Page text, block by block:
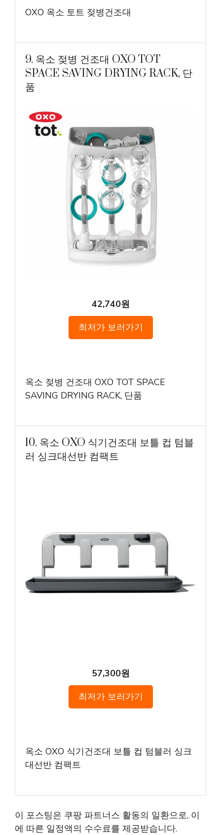
OXO 옥소 토트 젖병건조대
9. 옥소 젖병 건조대 OXO TOT
SPACE SAVING DRYING RACK, 단
품
42,740원
최저가 보러가기
옥소 젖병 건조대 OXO TOT SPACE
SAVING DRYING RACK, 단품
10. 옥소 OXO 식기건조대 보틀 컵 텀블
러 싱크대선반 컴팩트
57,300원
최저가 보러가기
옥소 OXO 식기건조대 보틀 컵 텀블러 싱크
대선반 컴팩트
이 포스팅은 쿠팡 파트너스 활동의 일환으로, 이
에 따른 일정액의 수수료를 제공받습니다.